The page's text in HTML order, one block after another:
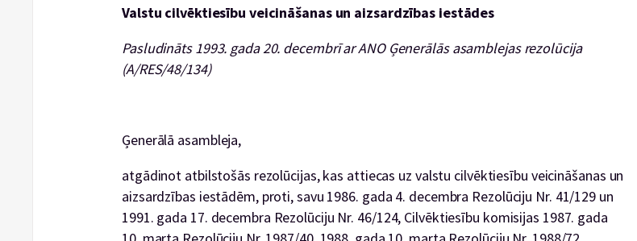
Valstu cilvēktiesību veicināšanas un aizsardzības iestādes
Pasludināts 1993. gada 20. decembrī ar ANO Ģenerālās asamblejas rezolūcija
(A/RES/48/134)
Ģenerālā asambleja,
atgādinot atbilstošās rezolūcijas, kas attiecas uz valstu cilvēktiesību veicināšanas un
aizsardzības iestādēm, proti, savu 1986. gada 4. decembra Rezolūciju Nr. 41/129 un
1991. gada 17. decembra Rezolūciju Nr. 46/124, Cilvēktiesību komisijas 1987. gada